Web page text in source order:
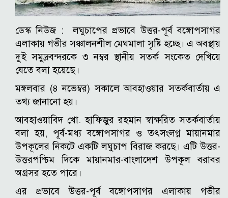
ডেস্ক নিউজ : লঘুচাপের প্রভাবে উত্তর-পূর্ব বঙ্গোপসাগর
এলাকায় গভীর সঞ্চালনশীল মেঘমালা সৃষ্টি হচ্ছে। এ অবস্থায়
দুই সমুদ্রবন্দরকে ৩ নম্বর স্থানীয় সতর্ক সংকেত দেখিয়ে
যেতে বলা হয়েছে।
মঙ্গলবার (৪ নভেম্বর) সকালে আবহাওয়ার সতর্কবার্তায় এ
তথ্য জানানো হয়।
আবহাওয়াবিদ খো. হাফিজুর রহমান স্বাক্ষরিত সতর্কবার্তায়
বলা হয়, পূর্ব-মধ্য বঙ্গোপসাগর ও তৎসংলগ্ন মায়ানমার
উপকূলের নিকটে একটি লঘুচাপ বিরাজ করছে। এটি উত্তর-
উত্তরপশ্চিম দিকে মায়ানমার-বাংলাদেশ উপকূল বরাবর
অগ্রসর হতে পারে।
এর প্রভাবে উত্তর-পূর্ব বঙ্গোপসাগর এলাকায় গভীর